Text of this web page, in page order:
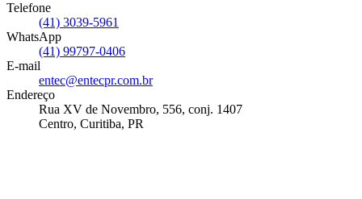
Telefone
(41) 3039-5961
WhatsApp
(41) 99797-0406
E-mail
entec@entecpr.com.br
Endereço
Rua XV de Novembro, 556, conj. 1407
Centro, Curitiba, PR